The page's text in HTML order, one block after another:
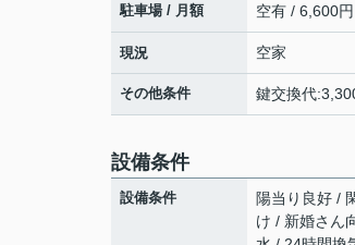
駐車場 / 月額 空有 / 6,600
現況 空家
その他条件 鍵交換代
設備条件
設備条件
陽当り良好 /
け / 新婚さん